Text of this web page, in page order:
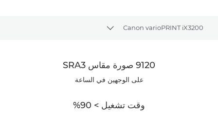
Canon varioPRINT iX3200
Toggle breadcrumbs
9120 صورة مقاس SRA3
على الوجهين في الساعة
وقت تشغيل > 90%